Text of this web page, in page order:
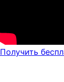
Получить